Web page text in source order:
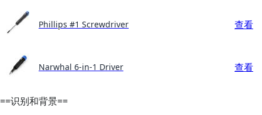
Phillips #1 Screwdriver 查看
Narwhal 6-in-1 Driver 查看
==识别和背景==